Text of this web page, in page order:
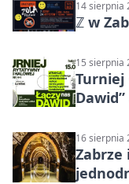
14 sierpnia
ℤ w
15 sierpnia
Turniej
16 sierpnia
Zabrze